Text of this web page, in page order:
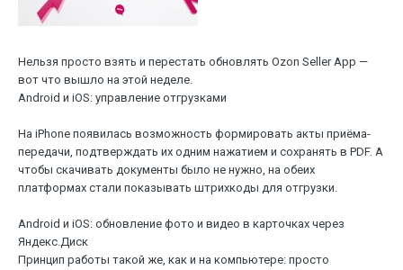
Нельзя просто взять и перестать обновлять Ozon Seller App —
вот что вышло на этой неделе.
Android и iOS: управление отгрузками
На iPhone появилась возможность формировать акты приёма-
передачи, подтверждать их одним нажатием и сохранять в PDF. А
чтобы скачивать документы было не нужно, на обеих
платформах стали показывать штрихкоды для отгрузки.
Android и iOS: обновление фото и видео в карточках через
Яндекс.Диск
Принцип работы такой же, как и на компьютере: просто